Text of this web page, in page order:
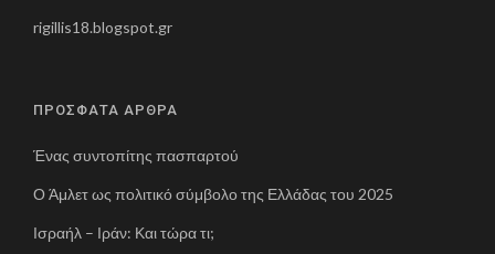
rigillis18.blogspot.gr
ΠΡΟΣΦΑΤΑ ΑΡΘΡΑ
Ένας συντοπίτης πασπαρτού
Ο Άμλετ ως πολιτικό σύμβολο της Ελλάδας του 2025
Ισραήλ – Ιράν: Και τώρα τι;